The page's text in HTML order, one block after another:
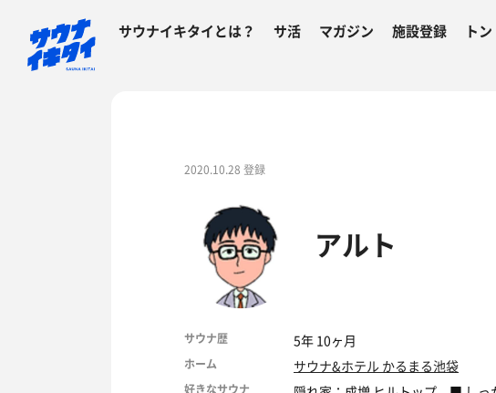
サウナイキタイとは？ サ活 マガジン 施設登録 ト
2020.10.28 登録
アルト
サウナ歴 5年 10ヶ月
ホーム サウナ&ホテル かるまる池袋
好きなサウナ